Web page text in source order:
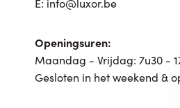
Openingsuren:
Maandag - Vrijdag: 7u30 -
Gesloten in het weekend &